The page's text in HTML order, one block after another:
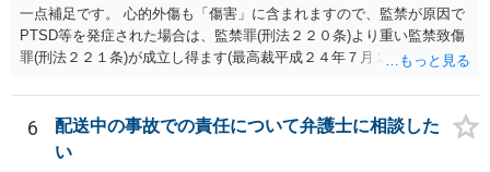
一点補足です。 心的外傷も「傷害」に含まれますので、監禁が原因で
PTSD等を発症された場合は、監禁罪(刑法２２０条)より重い監禁致傷
罪(刑法２２１条)が成立し得ます(最高裁平成２４年７月２４日判例 )。
6
配送中の事故での責任について弁護士に相談した
い